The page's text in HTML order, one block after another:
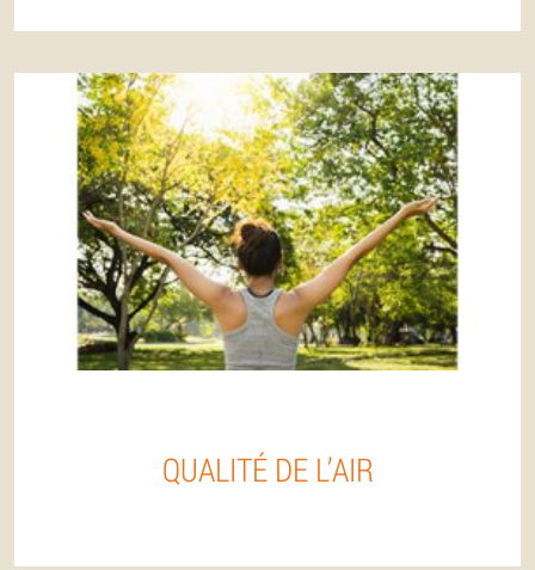
QUALITÉ DE L’AIR